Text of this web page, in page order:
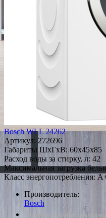
Bosch WLL 24262
Артикул: 272696
Габариты ШxГxВ: 60x45x85
Расход воды за стирку, л: 42
Максимальная загрузка
Класс энергопотребления:
Производитель:
Bosch
*Наличие уточняйте у менеджера